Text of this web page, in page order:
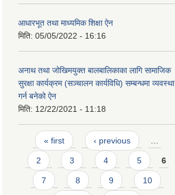
आधारभूत तथा माध्यमिक शिक्षा ऐन
मिति: 05/05/2022 - 16:16
अनाथ तथा जोखिमयुक्त बालबालिकाका लागि सामाजिक
सुरक्षा कार्यक्रम (सञ्चालन कार्यविधि) सम्बन्धमा व्यवस्था
गर्न बनेको ऐन
मिति: 12/22/2021 - 11:18
Pages
« first ‹ previous
2 3 4 5 6
7 8 9 10